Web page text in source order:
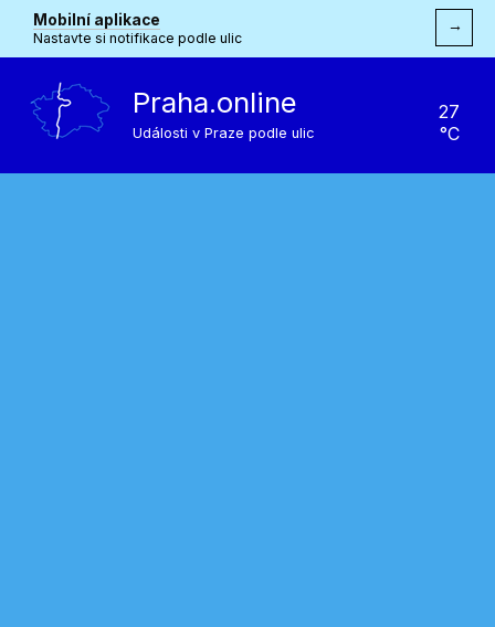
Mobilní aplikace
Nastavte si notifikace podle ulic
→
Praha.online
Události v Praze podle ulic
27
°C